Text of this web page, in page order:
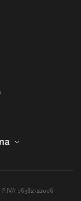
06382721006